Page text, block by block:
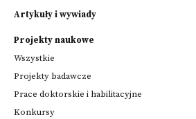
Artykuły i wywiady
Projekty naukowe
Wszystkie
Projekty badawcze
Prace doktorskie i habilitacyjne
Konkursy